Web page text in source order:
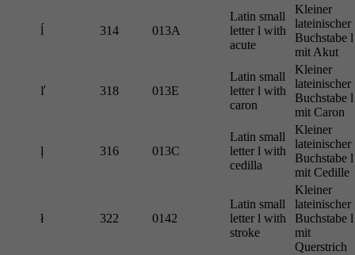
ĺ 314 013A
Latin small
letter l with
acute
Kleiner
lateinischer
Buchstabe l
mit Akut
ľ 318 013E
Latin small
letter l with
caron
Kleiner
lateinischer
Buchstabe l
mit Caron
ļ 316 013C
Latin small
letter l with
cedilla
Kleiner
lateinischer
Buchstabe l
mit Cedille
ł 322 0142
Latin small
letter l with
stroke
Kleiner
lateinischer
Buchstabe l
mit
Querstrich